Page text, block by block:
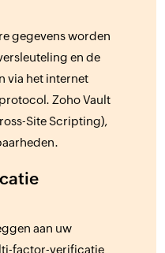
gegevens worden
en de
via het internet
Zoho Vault
Site Scripting),
aan uw
factor-verificatie